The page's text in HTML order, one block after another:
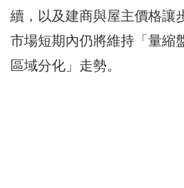
續，以及建商與屋主價格讓
市場短期內仍將維持「量縮
區域分化」走勢。